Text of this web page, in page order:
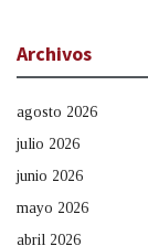
Archivos
agosto 2026
julio 2026
junio 2026
mayo 2026
abril 2026